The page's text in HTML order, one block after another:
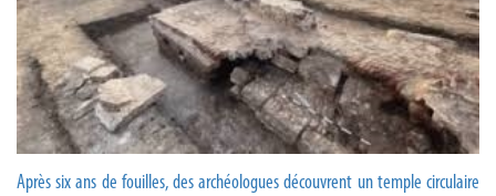
Après six ans de fouilles, des archéologues découvrent un temple circulaire